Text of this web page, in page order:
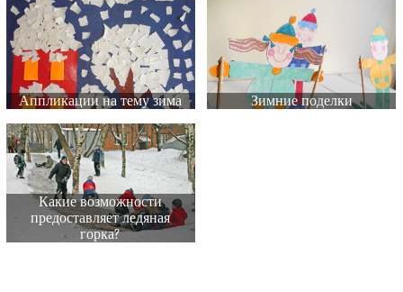
Аппликации на тему зима Зимние поделки
Какие возможности
предоставляет ледяная
горка?